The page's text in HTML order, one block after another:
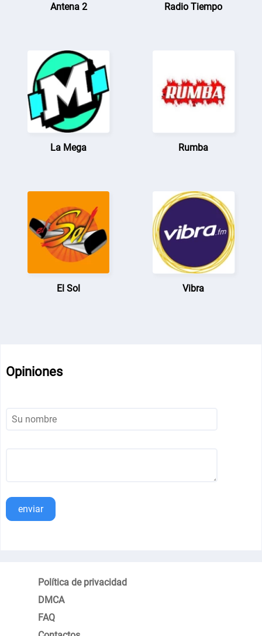
Antena 2 Radio Tiempo
La Mega Rumba
El Sol Vibra
Opiniones
enviar
Política de privacidad
DMCA
FAQ